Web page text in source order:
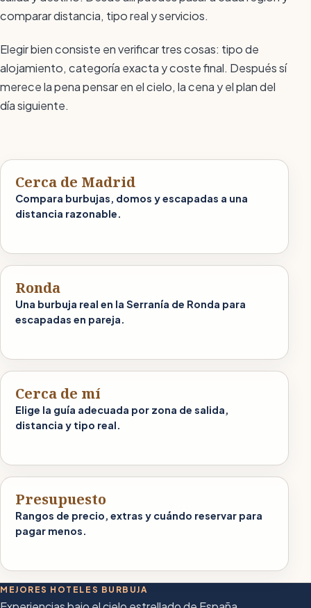
comparar distancia, tipo real y servicios.
Elegir bien consiste en verificar tres cosas: tipo de
alojamiento, categoría exacta y coste final. Después sí
merece la pena pensar en el cielo, la cena y el plan del
día siguiente.
Cerca de Madrid
Compara burbujas, domos y escapadas a una
distancia razonable.
Ronda
Una burbuja real en la Serranía de Ronda para
escapadas en pareja.
Cerca de mí
Elige la guía adecuada por zona de salida,
distancia y tipo real.
Presupuesto
Rangos de precio, extras y cuándo reservar para
pagar menos.
MEJORES HOTELES BURBUJA